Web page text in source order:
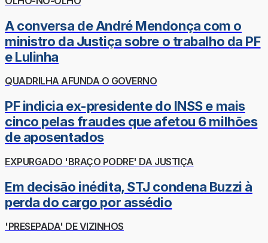
A conversa de André Mendonça com o
ministro da Justiça sobre o trabalho da PF
e Lulinha
QUADRILHA AFUNDA O GOVERNO
PF indicia ex-presidente do INSS e mais
cinco pelas fraudes que afetou 6 milhões
de aposentados
EXPURGADO 'BRAÇO PODRE' DA JUSTIÇA
Em decisão inédita, STJ condena Buzzi à
perda do cargo por assédio
'PRESEPADA' DE VIZINHOS